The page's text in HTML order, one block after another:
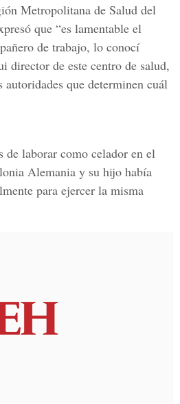
Metropolitana de Salud del
que “es lamentable el
de trabajo, lo conocí
director de este centro de salud,
autoridades que determinen cuál
laborar como celador en el
Alemania y su hijo había
para ejercer la misma